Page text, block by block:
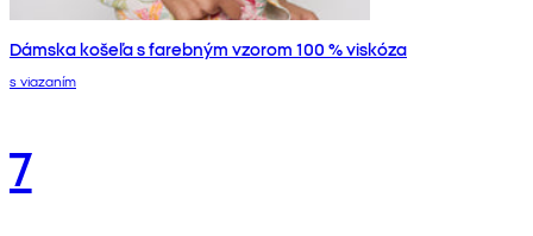
Dámska košeľa s farebným vzorom 100 % viskóza
s viazaním
7